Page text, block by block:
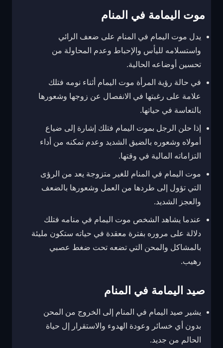
موت اليمامة في المنام
يدل موت اليمام في المنام على ضعف الرائي
واستسلامه لليأس والإحباط وعدم المحاولة من
تحسين أوضاعه الحالية.
في حالة رؤية المرأة موت اليمام أثناء نومه فتلك
علامة على رغبتها في الانفصال عن زوجها وشعورها
بالتعاسة في حياتها.
إذا حلن الرجل بموت اليمام فتلك إشارة إلى ضياع
أمولاه وشعوره بالضيق الشديد وعدم تمكنه من أداء
التزاماته المالية في وقتها.
موت اليمام في المنام للغير متزوجة يعد من الرؤى
التي تؤول إلى طردها من العمل وشعورها بالضعف
والعجز الشديد.
عندما يشاهد الشخص موت اليمام في منامه فتلك
دلالة على مروره بفترة معقدة في حياته ستكون مليئة
بالمشاكل والمحن التي تضعه تحت ضغط عصبي
رهيب.
صيد اليمامة في المنام
يشير صيد اليمام في المنام إلى الخروج من المحن
بدون أي خسائر وعودة الهدوء والاستقرار إل حياة
الحالم من جديد.